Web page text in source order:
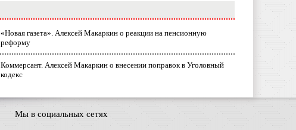
«Новая газета». Алексей Макаркин о реакции на пенсионную
реформу
Коммерсант. Алексей Макаркин о внесении поправок в Уголовный
кодекс
Мы в социальных сетях